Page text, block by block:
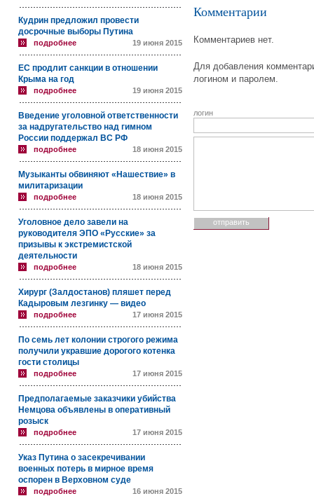
Кудрин предложил провести
досрочные выборы Путина
подробнее 19 июня 2015
ЕС продлит санкции в отношении
Крыма на год
подробнее 19 июня 2015
Введение уголовной ответственности
за надругательство над гимном
России поддержал ВС РФ
подробнее 18 июня 2015
Музыканты обвиняют «Нашествие» в
милитаризации
подробнее 18 июня 2015
Уголовное дело завели на
руководителя ЭПО «Русские» за
призывы к экстремистской
деятельности
подробнее 18 июня 2015
Хирург (Залдостанов) пляшет перед
Кадыровым лезгинку — видео
подробнее 17 июня 2015
По семь лет колонии строгого режима
получили укравшие дорогого котенка
гости столицы
подробнее 17 июня 2015
Предполагаемые заказчики убийства
Немцова объявлены в оперативный
розыск
подробнее 17 июня 2015
Указ Путина о засекречивании
военных потерь в мирное время
оспорен в Верховном суде
подробнее 16 июня 2015
Комментарии
Комментариев нет.
Для добавления
логином и паролем.
логин